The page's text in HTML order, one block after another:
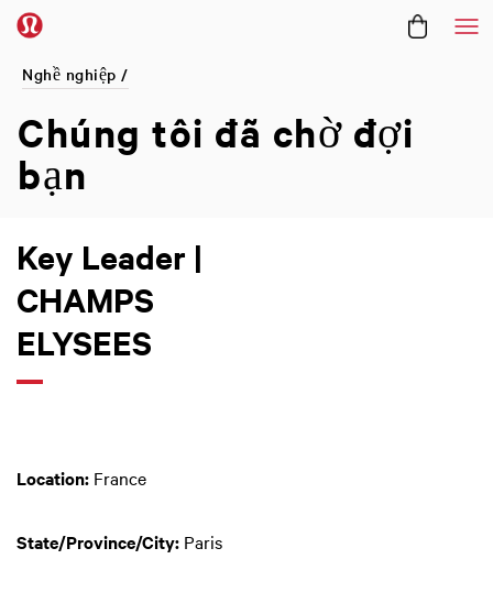
Nghề nghiệp /
Chúng tôi đã chờ đợi
bạn
Key Leader |
CHAMPS
ELYSEES
Location: France
State/Province/City: Paris